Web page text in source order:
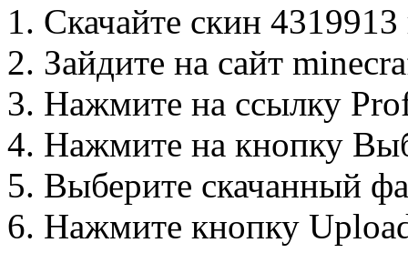
Скачайте скин
Зайдите на сайт
Нажмите на ссылку
Нажмите на кнопку
Выберите скачанный
Нажмите кнопку